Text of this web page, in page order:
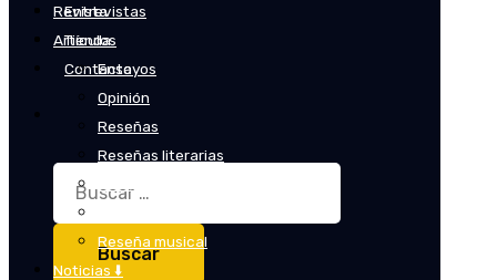
Entrevistas
Tienda
Contacto
Buscar:
Revista
Artículos
Ensayos
Opinión
Reseñas
Reseñas literarias
Reseña musical
Noticias ⬇️